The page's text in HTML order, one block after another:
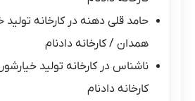
حامد قلی دهنه درکارخانه تولید
همدان / کارخانه دادنام
ناشناس درکارخانه تولید
کارخانه دادنام